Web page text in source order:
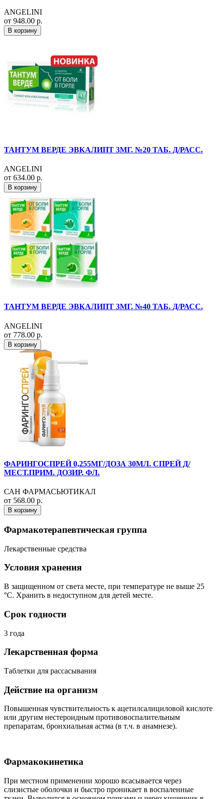
ANGELINI
от 948.00 р.
В корзину
ТАНТУМ ВЕРДЕ ЭВКАЛИПТ 3МГ. №20 ТАБ. Д/РАСС.
ANGELINI
от 634.00 р.
В корзину
ТАНТУМ ВЕРДЕ ЭВКАЛИПТ 3МГ. №40 ТАБ. Д/РАСС.
ANGELINI
от 778.00 р.
В корзину
ФАРИНГОСПРЕЙ 0,255МГ/ДОЗА 30МЛ. СПРЕЙ Д/
МЕСТ.ПРИМ. ДОЗИР. ФЛ.
САН ФАРМАСЬЮТИКАЛ
от 568.00 р.
В корзину
Фармакотерапевтическая группа
Лекарственные средства
Условия хранения
В защищенном от света месте, при температуре не выше 25
°C. Хранить в недоступном для детей месте.
Срок годности
3 года
Лекарственная форма
Таблетки для рассасывания
Действие на организм
Повышенная чувствительность к ацетилсалициловой кислоте
или другим нестероидным противовоспалительным
препаратам, бронхиальная астма (в т.ч. в анамнезе).
Фармакокинетика
При местном применении хорошо всасывается через
слизистые оболочки и быстро проникает в воспаленные